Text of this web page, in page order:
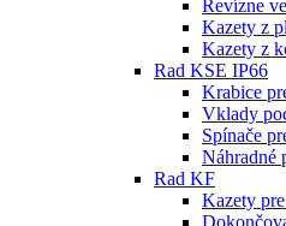
Revízne
Kazety z
Kazety z
Rad KSE IP66
Krabice
Vklady
Spínače
Náhradné
Rad KF
Kazety